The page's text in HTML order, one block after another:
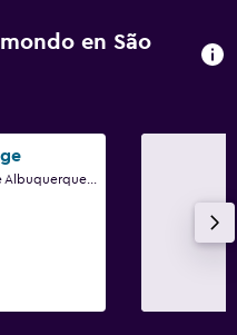
en São